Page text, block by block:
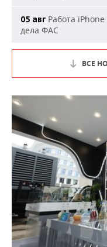
05 авг Работа
дела ФАС
ВСЕ